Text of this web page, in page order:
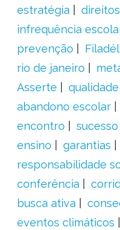
estratégia
direitos
infrequência
prevenção
rio de janeiro
Asserte
qualidade
abandono escolar
encontro
sucesso
ensino
garantias
responsabilidade
conferência
busca ativa
eventos climáticos